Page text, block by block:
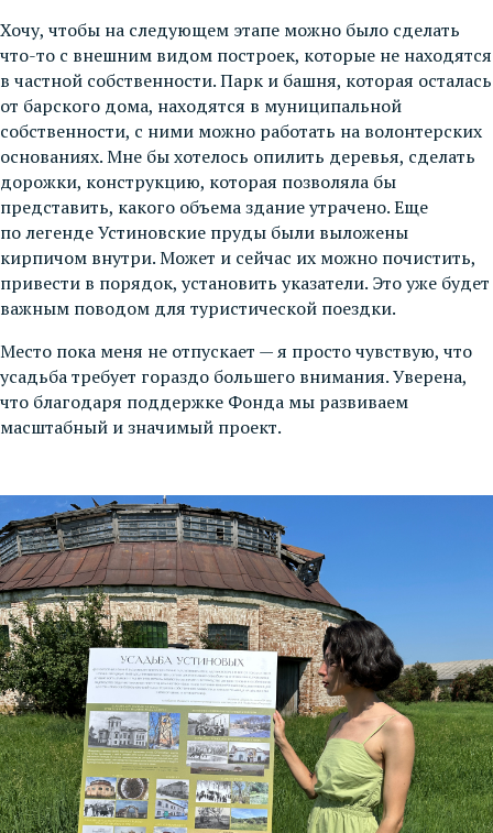
Хочу, чтобы на следующем этапе можно было сделать
что-то с внешним видом построек, которые не находятся
в частной собственности. Парк и башня, которая осталась
от барского дома, находятся в муниципальной
собственности, с ними можно работать на волонтерских
основаниях. Мне бы хотелось опилить деревья, сделать
дорожки, конструкцию, которая позволяла бы
представить, какого объема здание утрачено. Еще
по легенде Устиновские пруды были выложены
кирпичом внутри. Может и сейчас их можно почистить,
привести в порядок, установить указатели. Это уже будет
важным поводом для туристической поездки.
Место пока меня не отпускает — я просто чувствую, что
усадьба требует гораздо большего внимания. Уверена,
что благодаря поддержке Фонда мы развиваем
масштабный и значимый проект.